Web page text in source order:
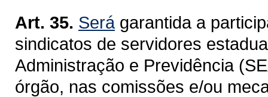
Art. 35. Serágarantida a
sindicatos de servidores
Administração e Previdência
órgão, nas comissões e/ou